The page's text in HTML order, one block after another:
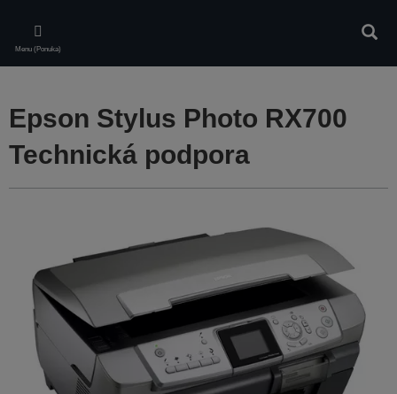
main
content
Menu (Ponuka)
Epson Stylus Photo RX700
Technická podpora